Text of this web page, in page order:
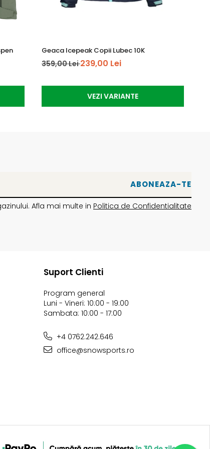
Geaca Icepeak Copii Lubec 10K
359,00 Lei239,00 Lei
VEZI VARIANTE
Afla mai multe in Politica de Confidentialitate
Suport Clienti
Program general
Luni - Vineri: 10:00 - 19:00
Sambata: 10:00 - 17:00
+4 0762.242.646
office@snowsports.ro